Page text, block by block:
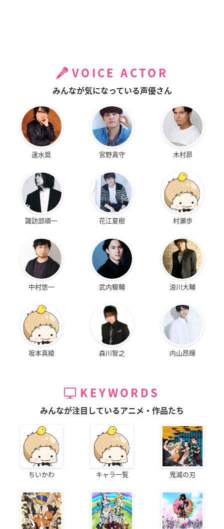
VOICE ACTOR
みんなが気になっている声優さん
速水奨 宮野真守 木村昴
諏訪部順一 花江夏樹 村瀬歩
中村悠一 武内駿輔 浪川大輔
坂本真綾 森川智之 内山昂輝
KEYWORDS
みんなが注目しているアニメ・作品たち
ちいかわ キャラ一覧 鬼滅の刃